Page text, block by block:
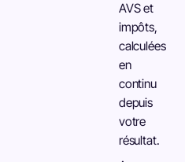
AVS et
impôts,
calculées
en
continu
depuis
votre
résultat.